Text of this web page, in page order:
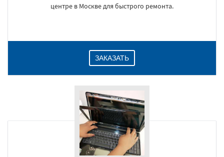
центре в Москве для быстрого ремонта.
ЗАКАЗАТЬ